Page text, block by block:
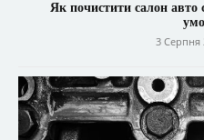
Як почистити салон
3 Серпня